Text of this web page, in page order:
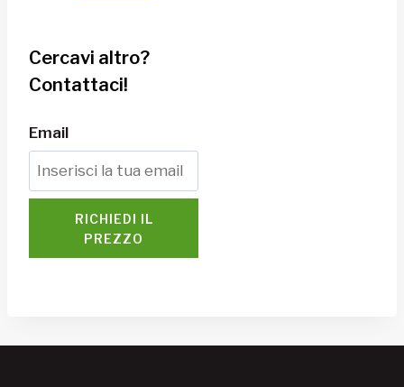
Cercavi altro?
Contattaci!
Email
RICHIEDI IL
PREZZO